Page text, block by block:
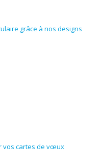
grâce à nos designs
vos cartes de vœux